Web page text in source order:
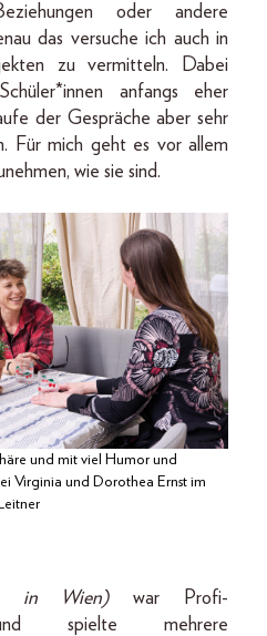
oder andere
das versuche ich auch in
zu vermitteln. Dabei
anfangs eher
der Gespräche aber sehr
Für mich geht es vor allem
wie sie sind.
und mit viel Humor und
Virginia und Dorothea Ernst im
in Wien)war Profi-
und spielte mehrere